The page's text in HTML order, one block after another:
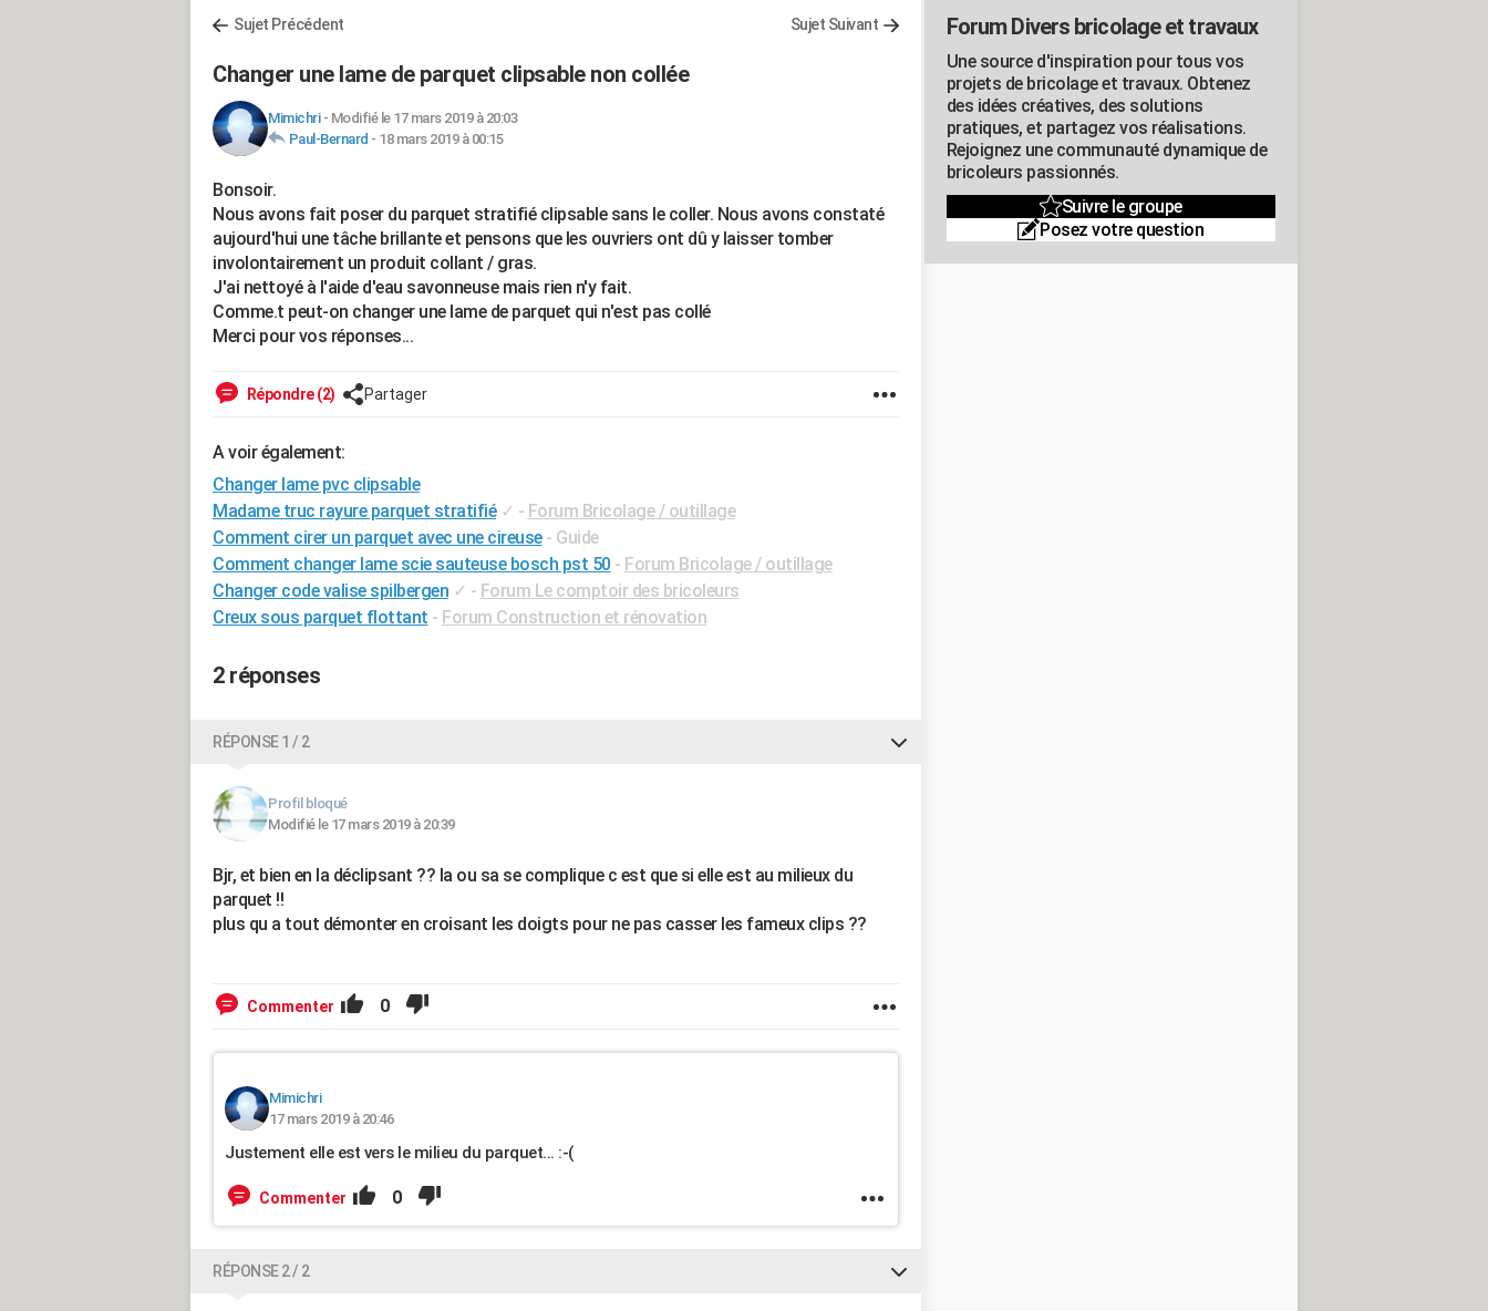
Sujet Précédent Sujet Suivant
Changer une lame de parquet clipsable non collée
Mimichri- Modifié le 17 mars 2019 à 20:03
Paul-Bernard - 18 mars 2019 à 00:15
Bonsoir.
Nous avons fait poser du parquet stratifié clipsable sans le coller. Nous avons constaté
aujourd'hui une tâche brillante et pensons que les ouvriers ont dû y laisser tomber
involontairement un produit collant / gras.
J'ai nettoyé à l'aide d'eau savonneuse mais rien n'y fait.
Comme.t peut-on changer une lame de parquet qui n'est pas collé
Merci pour vos réponses...
Répondre (2) Partager
A voir également:
Changer lame pvc clipsable
Madame truc rayure parquet stratifié ✓ - Forum Bricolage / outillage
Comment cirer un parquet avec une cireuse - Guide
Comment changer lame scie sauteuse bosch pst 50 - Forum Bricolage / outillage
Changer code valise spilbergen ✓ - Forum Le comptoir des bricoleurs
Creux sous parquet flottant - Forum Construction et rénovation
2 réponses
RÉPONSE 1 / 2
Profil bloqué
Modifié le 17 mars 2019 à 20:39
Bjr, et bien en la déclipsant ?? la ou sa se complique c est que si elle est au milieux du
parquet !!
plus qu a tout démonter en croisant les doigts pour ne pas casser les fameux clips ??
Commenter 0
Mimichri
17 mars 2019 à 20:46
Justement elle est vers le milieu du parquet... :-(
Commenter 0
RÉPONSE 2 / 2
Forum Divers bricolage et travaux
Une source d'inspiration pour tous vos
projets de bricolage et travaux. Obtenez
des idées créatives, des solutions
pratiques, et partagez vos réalisations.
Rejoignez une communauté dynamique de
bricoleurs passionnés.
Suivre le groupe
Posez votre question